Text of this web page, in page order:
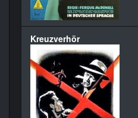
Kreuzverhör